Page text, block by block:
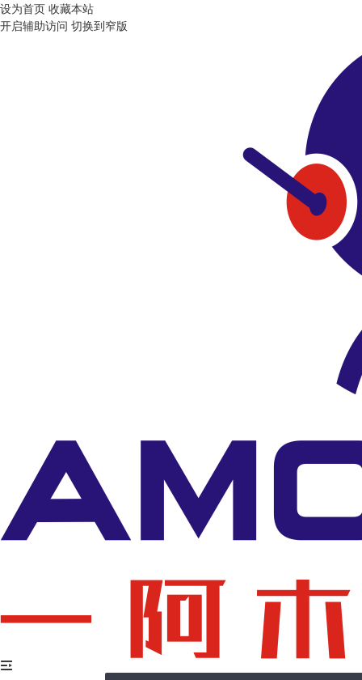
设为首页 收藏本站
开启辅助访问 切换到窄版